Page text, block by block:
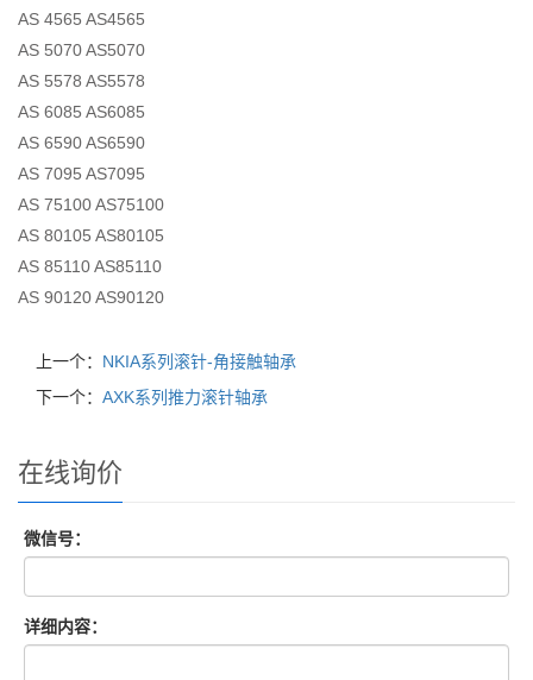
AS 4565 AS4565
AS 5070 AS5070
AS 5578 AS5578
AS 6085 AS6085
AS 6590 AS6590
AS 7095 AS7095
AS 75100 AS75100
AS 80105 AS80105
AS 85110 AS85110
AS 90120 AS90120
上一个： NKIA系列滚针-角接触轴承
下一个： AXK系列推力滚针轴承
在线询价
微信号：
详细内容：